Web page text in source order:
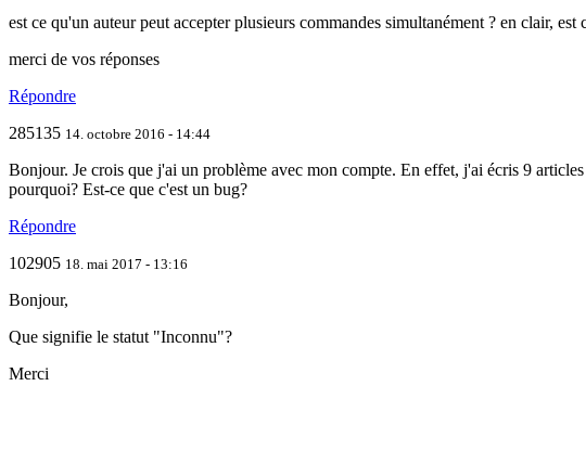
est ce qu'un auteur peut accepter plusieurs commandes simultanément ? en clair,
merci de vos réponses
Répondre
285135 14. octobre 2016 - 14:44
Bonjour. Je crois que j'ai un problème avec mon compte. En effet, j'ai écris 9
pourquoi? Est-ce que c'est un bug?
Répondre
102905 18. mai 2017 - 13:16
Bonjour,
Que signifie le statut "Inconnu"?
Merci